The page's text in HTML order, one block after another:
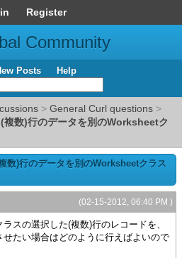
Register
Community
Posts Help
> General Curl questions >
数)行のデータを別のWorksheetク
数)行のデータを別のWorksheetクラス
(02-15-2012, 06:40 PM )
スの選択した(複数)行のレコードを、
たい場合はどのように行えばよいので